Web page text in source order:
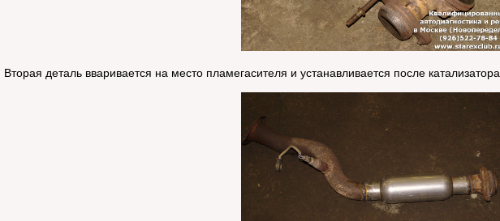
Вторая деталь вваривается на место пламегасителя и устанавливается после катализатора.